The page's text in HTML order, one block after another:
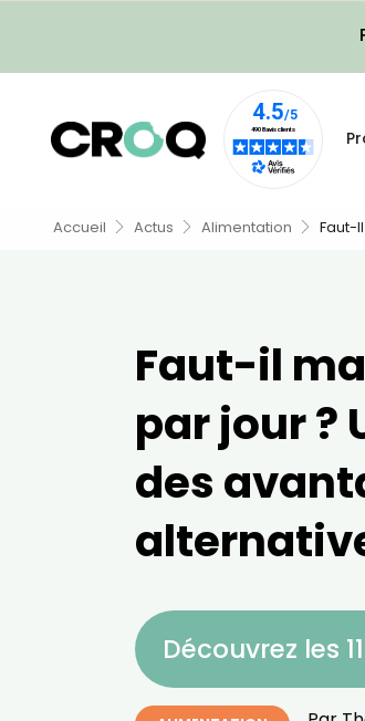
Accueil Actus Alimentation Faut-
Faut-il
par jour ?
des
Découvrez les